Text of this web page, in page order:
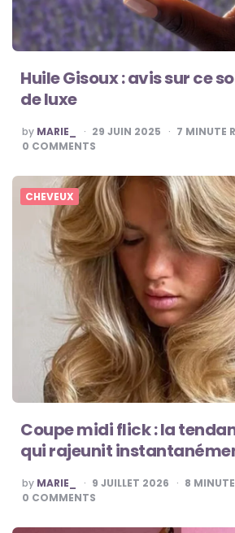
Huile Gisoux : avis sur ce
de luxe
POSTED
BY
by MARIE_ 29 JUIN 2025 7 MINUTE
0 COMMENTS
CHEVEUX
Coupe midi flick : la
qui rajeunit
POSTED
BY
by MARIE_ 9 JUILLET 2026 8
0 COMMENTS